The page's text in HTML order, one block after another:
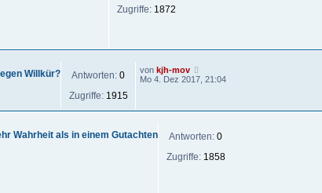
Zugriffe: 1872
Willkür? Antworten: 0
Zugriffe: 1915
von kjh-mov
Mo 4. Dez 2017, 21:04
Wahrheit als in einem Gutachten Antworten: 0
Zugriffe: 1858